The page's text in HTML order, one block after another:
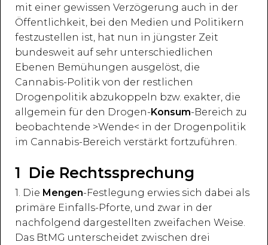
mit einer gewissen Verzögerung auch in der
Öffentlichkeit, bei den Medien und Politikern
festzustellen ist, hat nun in jüngster Zeit
bundesweit auf sehr unterschiedlichen
Ebenen Bemühungen ausgelöst, die
Cannabis-Politik von der restlichen
Drogenpolitik abzukoppeln bzw. exakter, die
allgemein für den Drogen-Konsum-Bereich zu
beobachtende >Wende< in der Drogenpolitik
im Cannabis-Bereich verstärkt fortzuführen.
1 Die Rechtssprechung
1. Die Mengen-Festlegung erwies sich dabei als
primäre Einfalls-Pforte, und zwar in der
nachfolgend dargestellten zweifachen Weise.
Das BtMG unterscheidet zwischen drei